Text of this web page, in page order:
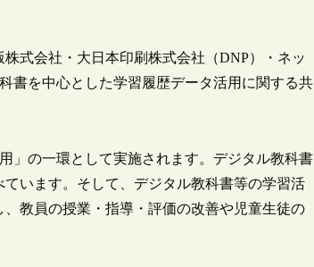
式会社・大日本印刷株式会社（DNP）・ネッ
書を中心とした学習履歴データ活用に関する共
」の一環として実施されます。デジタル教科書
います。そして、デジタル教科書等の学習活
教員の授業・指導・評価の改善や児童生徒の